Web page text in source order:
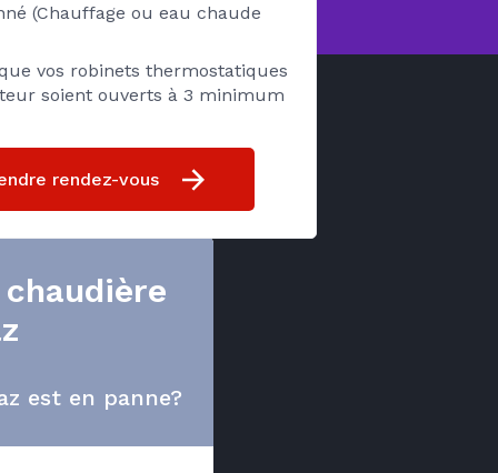
(Chauffage ou eau chaude
vos robinets thermostatiques
soient ouverts à 3 minimum
rendez-vous
chaudière
est en panne?